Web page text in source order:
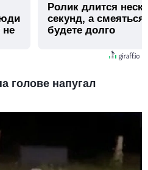
не
Ролик длится
секунд, а
будете долго
голове напугал